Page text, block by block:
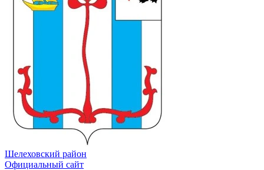
Шелеховский район
Официальный сайт